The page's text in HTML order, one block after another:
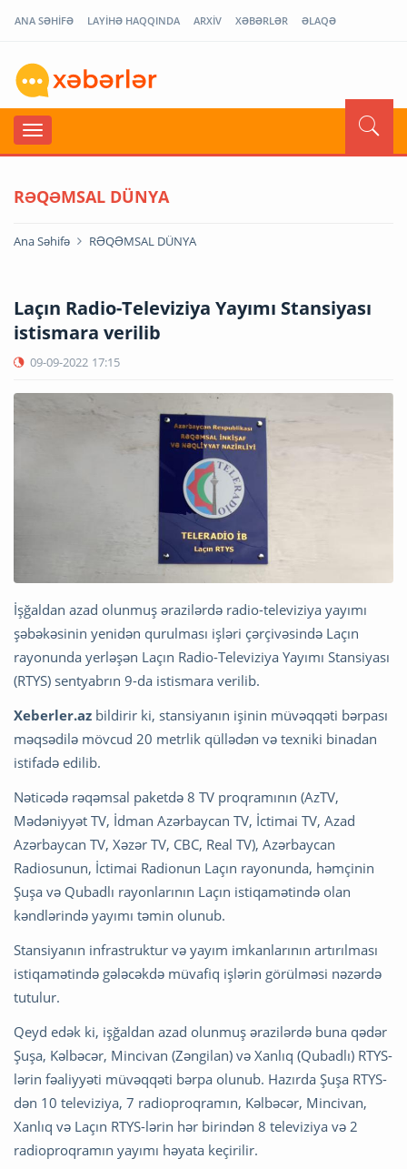
ANA SƏHİFƏ LAYİHƏ HAQQINDA ARXİV XƏBƏRLƏR ƏLAQƏ
RƏQƏMSAL DÜNYA
Ana Səhifə RƏQƏMSAL DÜNYA
Laçın Radio-Televiziya Yayımı Stansiyası
istismara verilib
09-09-2022 17:15
İşğaldan azad olunmuş ərazilərdə radio-televiziya yayımı
şəbəkəsinin yenidən qurulması işləri çərçivəsində Laçın
rayonunda yerləşən Laçın Radio-Televiziya Yayımı Stansiyası
(RTYS) sentyabrın 9-da istismara verilib.
Xeberler.az bildirir ki, stansiyanın işinin müvəqqəti bərpası
məqsədilə mövcud 20 metrlik qüllədən və texniki binadan
istifadə edilib.
Nəticədə rəqəmsal paketdə 8 TV proqramının (AzTV,
Mədəniyyət TV, İdman Azərbaycan TV, İctimai TV, Azad
Azərbaycan TV, Xəzər TV, CBC, Real TV), Azərbaycan
Radiosunun, İctimai Radionun Laçın rayonunda, həmçinin
Şuşa və Qubadlı rayonlarının Laçın istiqamətində olan
kəndlərində yayımı təmin olunub.
Stansiyanın infrastruktur və yayım imkanlarının artırılması
istiqamətində gələcəkdə müvafiq işlərin görülməsi nəzərdə
tutulur.
Qeyd edək ki, işğaldan azad olunmuş ərazilərdə buna qədər
Şuşa, Kəlbəcər, Mincivan (Zəngilan) və Xanlıq (Qubadlı) RTYS-
lərin fəaliyyəti müvəqqəti bərpa olunub. Hazırda Şuşa RTYS-
dən 10 televiziya, 7 radioproqramın, Kəlbəcər, Mincivan,
Xanlıq və Laçın RTYS-lərin hər birindən 8 televiziya və 2
radioproqramın yayımı həyata keçirilir.